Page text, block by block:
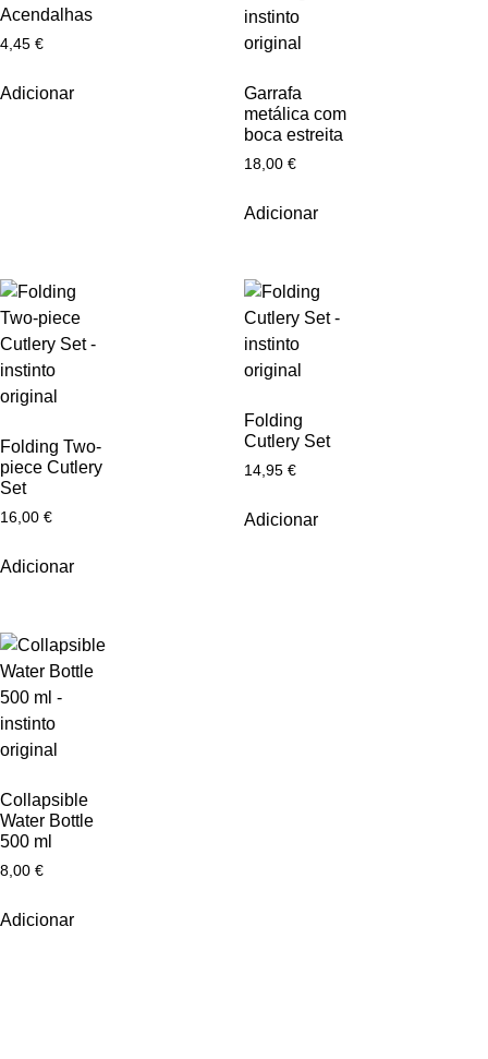
Acendalhas
4,45 €
Adicionar
Garrafa
metálica com
boca estreita
18,00 €
Adicionar
Folding Two-
piece Cutlery
Set
16,00 €
Adicionar
Folding
Cutlery Set
14,95 €
Adicionar
Collapsible
Water Bottle
500 ml
8,00 €
Adicionar